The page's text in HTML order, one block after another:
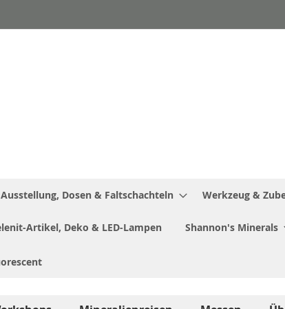
Ausstellung, Dosen & Faltschachteln Werkzeug &
Artikel, Deko & LED-Lampen Shannon's Minerals